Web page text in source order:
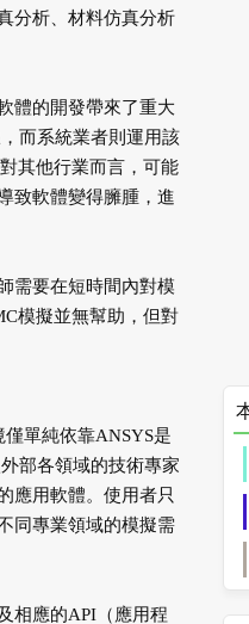
分析、材料仿真分析
體的開發帶來了重大
而系統業者則運用該
其他行業而言，可能
致軟體變得臃腫，進
需要在短時間內對模
模擬並無幫助，但對
單純依靠ANSYS是
部各領域的技術專家
應用軟體。使用者只
同專業領域的模擬需
相應的API（應用程